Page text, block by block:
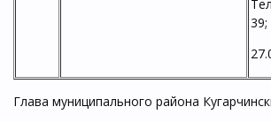
39;
Глава муниципального района